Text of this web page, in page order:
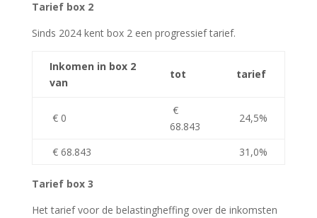
Tarief box 2
Sinds 2024 kent box 2 een progressief tarief.
Inkomen in box 2
van
tot tarief
€ 0
€
68.843
24,5%
€ 68.843 31,0%
Tarief box 3
Het tarief voor de belastingheffing over de inkomsten